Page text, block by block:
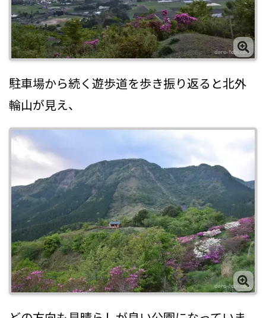
駐車場から続く遊歩道を歩き振り返ると北外
輪山が見え、